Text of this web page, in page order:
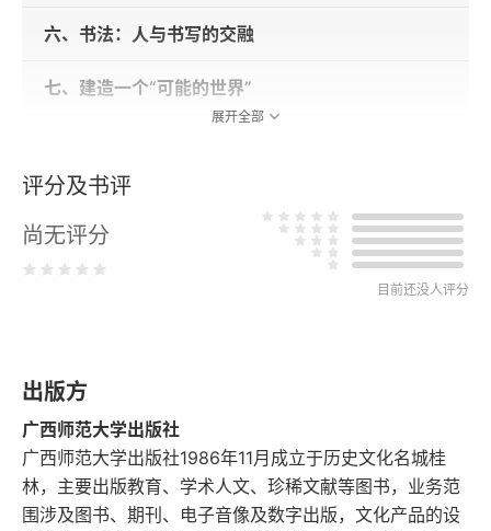
六、书法：人与书写的交融
七、建造一个“可能的世界”
九、神圣的不满
十、玄关：回到传统
十四、思考与想象
十五、借景：六个梦与一首诗
展开全部
评分及书评
尚无评分
目前还没人评分
出版方
广西师范大学出版社
广西师范大学出版社1986年11月成立于历史文化名城桂
林，主要出版教育、学术人文、珍稀文献等图书，业务范
围涉及图书、期刊、电子音像及数字出版，文化产品的设